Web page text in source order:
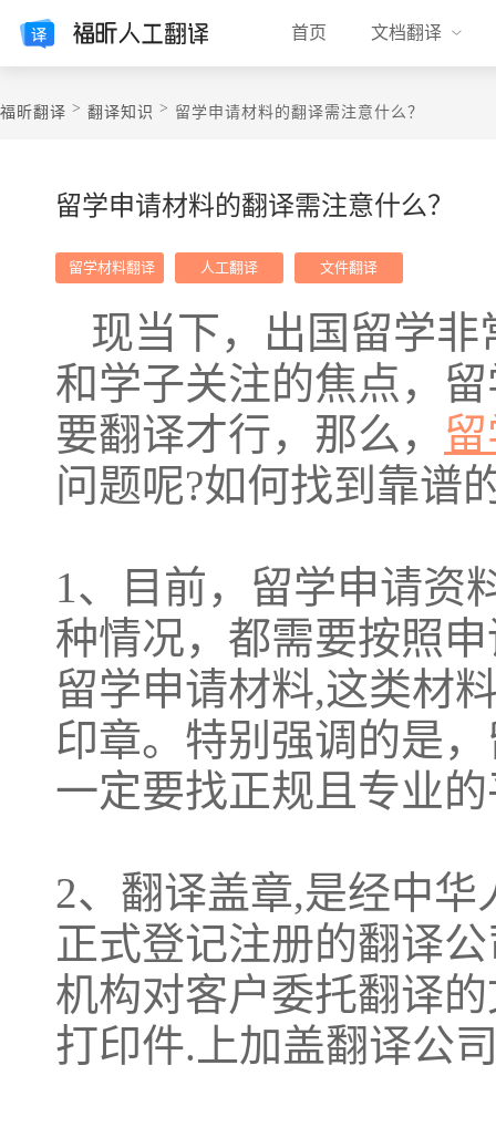
首页 文档翻译
福昕翻译 > 翻译知识 > 留学申请材料的翻译需注意什么？
留学申请材料的翻译需注意什么？
​ 留学材料翻译 人工翻译 文件翻译
现当下，出国留学
和学子关注的焦点，
要翻译才行，那么，
问题呢?如何找到靠谱
1、目前，留学申请资
种情况，都需要按照
留学申请材料,这类材
印章。特别强调的是
一定要找正规且专业
2、翻译盖章,是经中
正式登记注册的翻译
机构对客户委托翻译
打印件.上加盖翻译公